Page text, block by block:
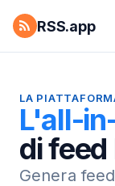
RSS.app
LA
L'all-
di feed
Genera